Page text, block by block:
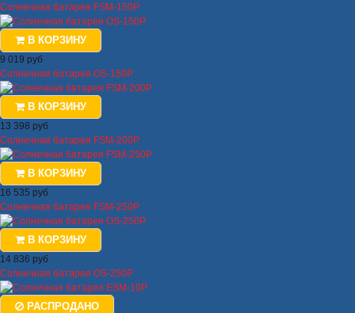
Солнечная батарея FSM-150P
В КОРЗИНУ
9 019 руб
Солнечная батарея OS-150P
В КОРЗИНУ
13 398 руб
Солнечная батарея FSM-200P
В КОРЗИНУ
16 535 руб
Солнечная батарея FSM-250P
В КОРЗИНУ
14 836 руб
Солнечная батарея OS-250P
РАСПРОДАНО